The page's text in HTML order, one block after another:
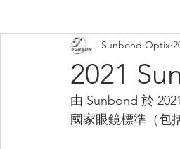
2021
Sunbond Optix
由 Sunbond 於
國家眼鏡標準（包